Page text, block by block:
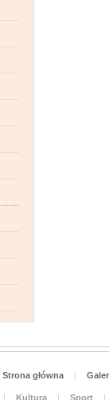
Strona główna |
| Kultura | Sport
|